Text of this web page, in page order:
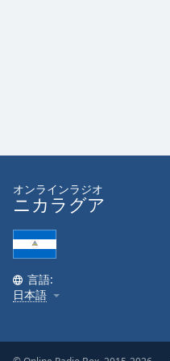
window.
Beginning
dialog
window.
Escape
will
and
オンラインラジオ
ニカラグア
言語:
日本語